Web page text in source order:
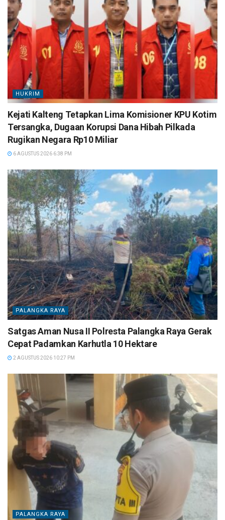
HUKRIM
Kejati Kalteng Tetapkan Lima Komisioner KPU Kotim
Tersangka, Dugaan Korupsi Dana Hibah Pilkada
Rugikan Negara Rp10 Miliar
6 AGUSTUS 2026 6:38 PM
PALANGKA RAYA
Satgas Aman Nusa II Polresta Palangka Raya Gerak
Cepat Padamkan Karhutla 10 Hektare
2 AGUSTUS 2026 10:27 PM
PALANGKA RAYA